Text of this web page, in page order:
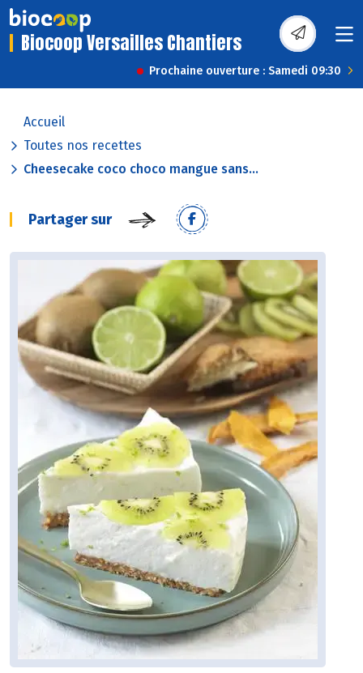
Biocoop Versailles Chantiers
Prochaine ouverture : Samedi 09:30
Accueil
Toutes nos recettes
Cheesecake coco choco mangue sans...
Partager sur